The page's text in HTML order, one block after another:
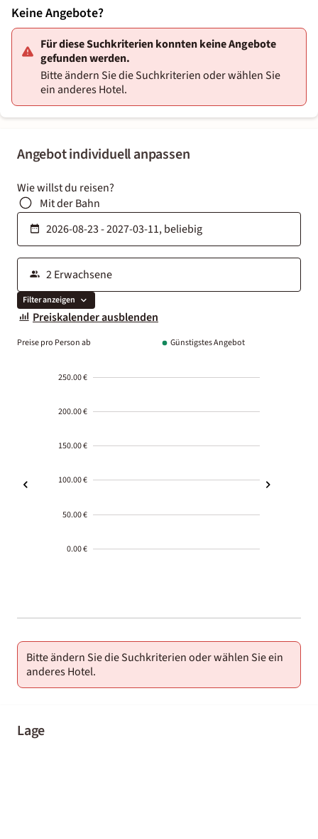
Angebot individuell anpassen
Wie willst du reisen?
Mit der Bahn
Filter anzeigen
Preiskalender ausblenden
Preise pro Person ab Günstigstes Angebot
250.00 €
200.00 €
150.00 €
100.00 €
50.00 €
0.00 €
01-02
Bitte ändern Sie die Suchkriterien oder wählen Sie ein
anderes Hotel.
Lage
Keine Angebote?
Für diese Suchkriterien konnten keine Angebote
gefunden werden.
Bitte ändern Sie die Suchkriterien oder wählen Sie
ein anderes Hotel.